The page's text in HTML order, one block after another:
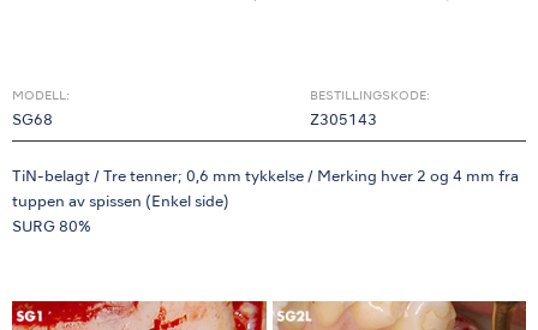
MODELL:
SG68
BESTILLINGSKODE:
Z305143
TiN-belagt / Tre tenner; 0,6 mm tykkelse / Merking hver 2 og 4 mm fra
tuppen av spissen (Enkel side)
SURG 80%